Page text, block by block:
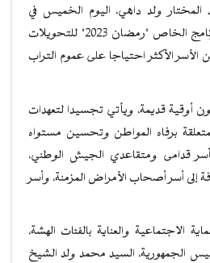
المختار ولد داهي، اليوم الخميس في
نواكشوط، على انطلاق البرنامج الخاص "رمضان 2023" للتحويلات
10000 أسرة من الأسر الأكثر احتياجا على عموم التراب
تبلغ قيمته 500 مليون أوقية قديمة، ويأتي تجسيدا لتعهدات
برفاه المواطن وتحسين مستواه
قدامى ومتقاعدي الجيش الوطني،
إلى أسر أصحاب الأمراض المزمنة، وأسر
الاجتماعية والعناية بالفئات الهشة،
الجمهورية، السيد محمد ولد الشيخ